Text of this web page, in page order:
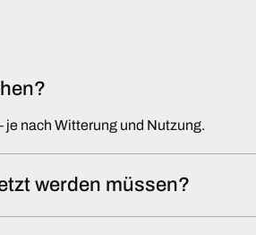
nach Witterung und Nutzung.
werden müssen?